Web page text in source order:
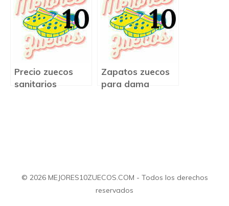
Precio zuecos
sanitarios
Zapatos zuecos
para dama
© 2026 MEJORES10ZUECOS.COM - Todos los derechos
reservados